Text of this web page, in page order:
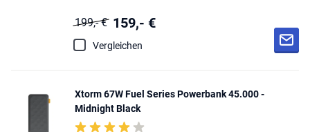
199,- € 159,- €
Vergleichen
Xtorm 67W Fuel Series Powerbank 45.000 -
Midnight Black